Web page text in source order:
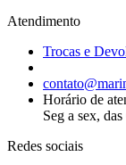
Atendimento
Trocas e
Horário de
Seg a sex,
Redes sociais